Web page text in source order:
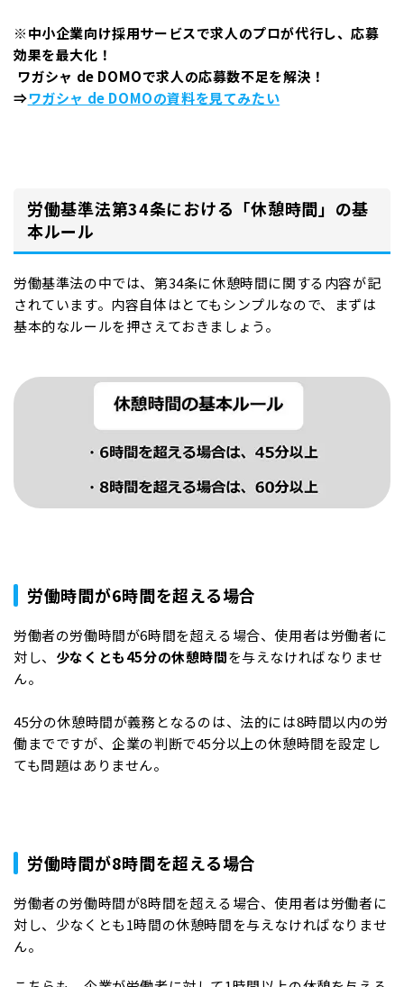
※中小企業向け採用サービスで求人のプロが代行し、応募
効果を最大化！
ワガシャ de DOMOで求人の応募数不足を解決！
⇒ワガシャ de DOMOの資料を見てみたい
労働基準法第34条における「休憩時間」の基
本ルール
労働基準法の中では、第34条に休憩時間に関する内容が記
されています。内容自体はとてもシンプルなので、まずは
基本的なルールを押さえておきましょう。
労働時間が6時間を超える場合
労働者の労働時間が6時間を超える場合、使用者は労働者に
対し、 少なくとも45分の休憩時間を与えなければなりませ
ん。
45分の休憩時間が義務となるのは、法的には8時間以内の労
働までですが、企業の判断で45分以上の休憩時間を設定し
ても問題はありません。
労働時間が8時間を超える場合
労働者の労働時間が8時間を超える場合、使用者は労働者に
対し、少なくとも1時間の休憩時間を与えなければなりませ
ん。